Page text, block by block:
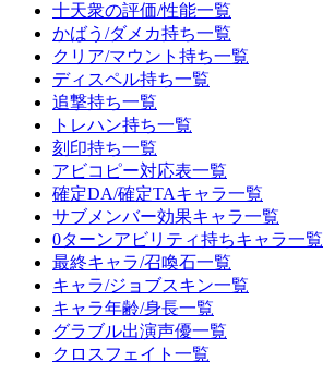
十天衆の評価/性能一覧
かばう/ダメカ持ち一覧
クリア/マウント持ち一覧
ディスペル持ち一覧
追撃持ち一覧
トレハン持ち一覧
刻印持ち一覧
アビコピー対応表一覧
確定DA/確定TAキャラ一覧
サブメンバー効果キャラ一覧
0ターンアビリティ持ちキャラ一覧
最終キャラ/召喚石一覧
キャラ/ジョブスキン一覧
キャラ年齢/身長一覧
グラブル出演声優一覧
クロスフェイト一覧